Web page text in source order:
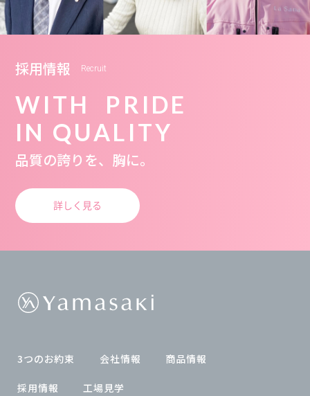
採用情報 Recruit
WITH PRIDE
IN QUALITY
品質の誇りを、胸に。
詳しく見る
3つのお約束 会社情報 商品情報
採用情報 工場見学